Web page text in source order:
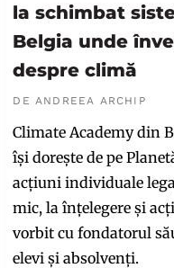
la schimbat
Belgia unde
despre climă
DE ANDREEA ARCHIP
Climate Academy din
își dorește de pe
acțiuni individuale
mic, la înțelegere și
vorbit cu fondatorul
elevi și absolvenți.